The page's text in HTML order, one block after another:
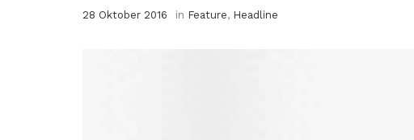
28 Oktober 2016 in Feature, Headline